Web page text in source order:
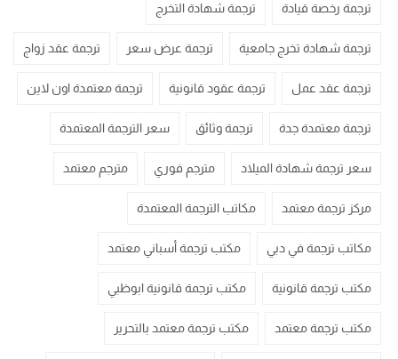
ترجمة رخصة قيادة ترجمة شهادة التخرج
ترجمة شهادة تخرج جامعية ترجمة عرض سعر ترجمة عقد زواج
ترجمة عقد عمل ترجمة عقود قانونية ترجمة معتمدة اون لاين
ترجمة معتمدة جدة ترجمة وثائق سعر الترجمة المعتمدة
سعر ترجمة شهادة الميلاد مترجم فوري مترجم معتمد
مركز ترجمة معتمد مكاتب الترجمة المعتمدة
مكاتب ترجمة في دبي مكتب ترجمة أسباني معتمد
مكتب ترجمة قانونية مكتب ترجمة قانونية ابوظبي
مكتب ترجمة معتمد مكتب ترجمة معتمد بالتحرير